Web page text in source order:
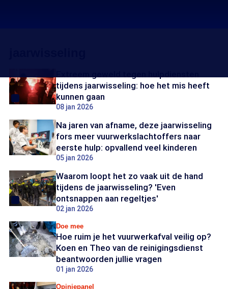
tijdens jaarwisseling: hoe het mis heeft
kunnen gaan
08 jan 2026
Na jaren van afname, deze jaarwisseling
fors meer vuurwerkslachtoffers naar
eerste hulp: opvallend veel kinderen
05 jan 2026
Waarom loopt het zo vaak uit de hand
tijdens de jaarwisseling? 'Even
ontsnappen aan regeltjes'
02 jan 2026
Doe mee
Hoe ruim je het vuurwerkafval veilig op?
Koen en Theo van de reinigingsdienst
beantwoorden jullie vragen
01 jan 2026
Opiniepanel